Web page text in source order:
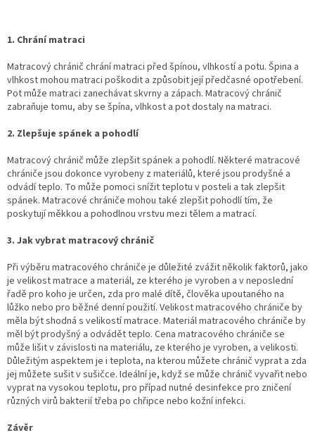
1. Chrání matraci
Matracový chránič chrání matraci před špínou, vlhkostí a potu. Špina a
vlhkost mohou matraci poškodit a způsobit její předčasné opotřebení.
Pot může matraci zanechávat skvrny a zápach. Matracový chránič
zabraňuje tomu, aby se špína, vlhkost a pot dostaly na matraci.
2. Zlepšuje spánek a pohodlí
Matracový chránič může zlepšit spánek a pohodlí. Některé matracové
chrániče jsou dokonce vyrobeny z materiálů, které jsou prodyšné a
odvádí teplo. To může pomoci snížit teplotu v posteli a tak zlepšit
spánek. Matracové chrániče mohou také zlepšit pohodlí tím, že
poskytují měkkou a pohodlnou vrstvu mezi tělem a matrací.
3. Jak vybrat matracový chránič
Při výběru matracového chrániče je důležité zvážit několik faktorů, jako
je velikost matrace a materiál, ze kterého je vyroben a v neposlední
řadě pro koho je určen, zda pro malé dítě, člověka upoutaného na
lůžko nebo pro běžné denní použití. Velikost matracového chrániče by
měla být shodná s velikostí matrace. Materiál matracového chrániče by
měl být prodyšný a odvádět teplo. Cena matracového chrániče se
může lišit v závislosti na materiálu, ze kterého je vyroben, a velikosti.
Důležitým aspektem je i teplota, na kterou můžete chránič vyprat a zda
jej můžete sušit v sušičce. Ideální je, když se může chránič vyvařit nebo
vyprat na vysokou teplotu, pro případ nutné desinfekce pro zničení
různých virů bakterií třeba po chřipce nebo kožní infekci.
Závěr